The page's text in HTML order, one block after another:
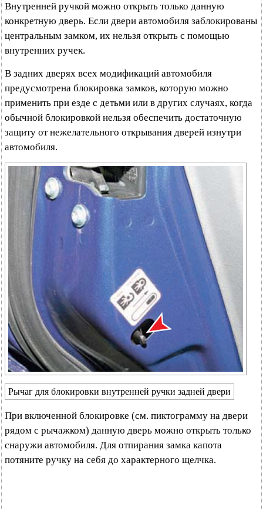
Внутренней ручкой можно открыть только данную
конкретную дверь. Если двери автомобиля заблокированы
центральным замком, их нельзя открыть с помощью
внутренних ручек.
В задних дверях всех модификаций автомобиля
предусмотрена блокировка замков, которую можно
применить при езде с детьми или в других случаях, когда
обычной блокировкой нельзя обеспечить достаточную
защиту от нежелательного открывания дверей изнутри
автомобиля.
Рычаг для блокировки внутренней ручки задней двери
При включенной блокировке (см. пиктограмму на двери
рядом с рычажком) данную дверь можно открыть только
снаружи автомобиля. Для отпирания замка капота
потяните ручку на себя до характерного щелчка.